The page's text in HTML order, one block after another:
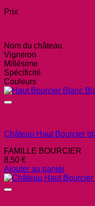
Prix
Nom du château
Vigneron
Millésime
Spécificité
Couleurs
Château Haut Bourcier
FAMILLE BOURCIER
8,50 €
Ajouter au panier